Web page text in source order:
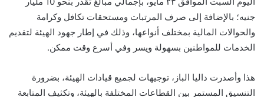
جنيه؛ بالإضافة إلى صرف المرتبات ومستحقات تكافل وكرامة
والحوالات المالية بمختلف أنواعها، وذلك في إطار جهود الهيئة لتقديم
الخدمات للمواطنين بسهولة ويسر وفي أسرع وقت ممكن.
هذا وأصدرت داليا الباز، توجيهات لجميع قيادات الهيئة، بضرورة
التنسيق المستمر بين القطاعات المختلفة بالهيئة، وتكثيف المتابعة